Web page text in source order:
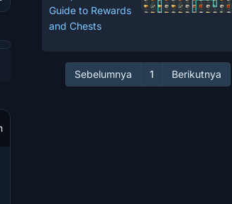
Guide to Rewards
and Chests
Sebelumnya 1 Berikutnya